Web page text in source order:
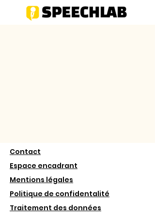
Mentions légales
Politique de confidentalité
Contact
Espace encadrant
Traitement des données